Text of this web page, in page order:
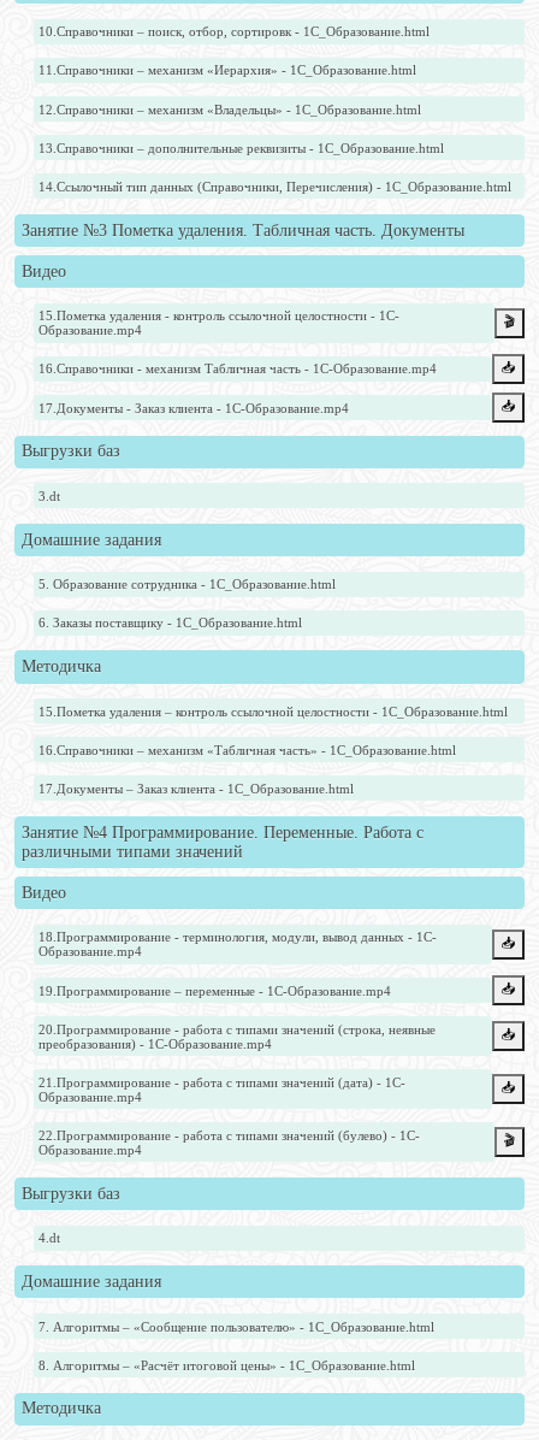
10.Справочники – поиск, отбор, сортировк - 1С_Образование.html
11.Справочники – механизм «Иерархия» - 1С_Образование.html
12.Справочники – механизм «Владельцы» - 1С_Образование.html
13.Справочники – дополнительные реквизиты - 1С_Образование.html
14.Ссылочный тип данных (Справочники, Перечисления) - 1С_Образование.html
Занятие №3 Пометка удаления. Табличная часть. Документы
Видео
15.Пометка удаления - контроль ссылочной целостности - 1С-
Образование.mp4
🎬
16.Справочники - механизм Табличная часть - 1С-Образование.mp4 📥️
17.Документы - Заказ клиента - 1С-Образование.mp4 📥️
Выгрузки баз
3.dt
Домашние задания
5. Образование сотрудника - 1С_Образование.html
6. Заказы поставщику - 1С_Образование.html
Методичка
15.Пометка удаления – контроль ссылочной целостности - 1С_Образование.html
16.Справочники – механизм «Табличная часть» - 1С_Образование.html
17.Документы – Заказ клиента - 1С_Образование.html
Занятие №4 Программирование. Переменные. Работа с
различными типами значений
Видео
18.Программирование - терминология, модули, вывод данных - 1С-
Образование.mp4
📥️
19.Программирование – переменные - 1С-Образование.mp4 📥️
20.Программирование - работа с типами значений (строка, неявные
преобразования) - 1С-Образование.mp4
📥️
21.Программирование - работа с типами значений (дата) - 1С-
Образование.mp4
📥️
22.Программирование - работа с типами значений (булево) - 1С-
Образование.mp4
🎬
Выгрузки баз
4.dt
Домашние задания
7. Алгоритмы – «Сообщение пользователю» - 1С_Образование.html
8. Алгоритмы – «Расчёт итоговой цены» - 1С_Образование.html
Методичка